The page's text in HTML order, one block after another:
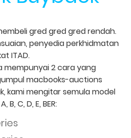
gred gred gred rendah.
penyedia perkhidmatan
ITAD.
2 cara yang
macbooks-auctions
kami mengitar semula model
C, D, E, BER: